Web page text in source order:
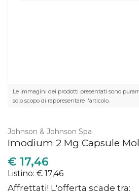
Le immagini dei prodotti presentati sono
solo scopo di rappresentare l'articolo.
Johnson & Johnson Spa
Imodium 2 Mg Capsule
€ 17,46
Listino: € 17,46
Affrettati! L'offerta scade tra: